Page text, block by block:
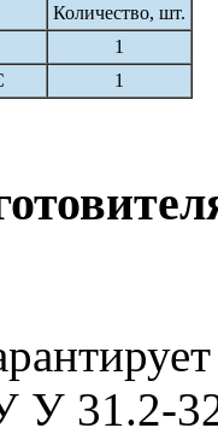
Количество, шт.
1
1
У 31.2-